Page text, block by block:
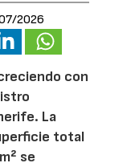
2026
con
La
total
se